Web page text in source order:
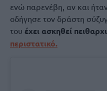
ενώ παρενέβη, αν και
οδήγησε τον δράστη
του έχει ασκηθεί
περιστατικό.